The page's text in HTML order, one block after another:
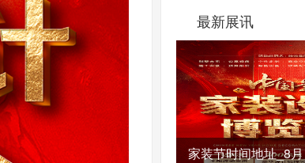
最新展讯
家装节时间地址_8月